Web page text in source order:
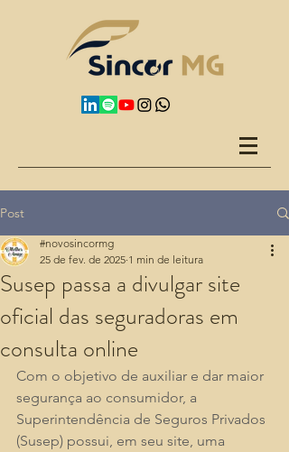
Post
Susep passa a divulgar site
oficial das seguradoras em
consulta online
#novosincormg
25 de fev. de 2025 1 min de leitura
Com o objetivo de auxiliar e dar maior
segurança ao consumidor, a
Superintendência de Seguros Privados
(Susep) possui, em seu site, uma